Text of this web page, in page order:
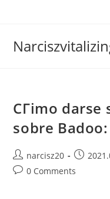
CГіmo
sobre
Post
author:
narcisz20
Post
published:
Post0 Comments